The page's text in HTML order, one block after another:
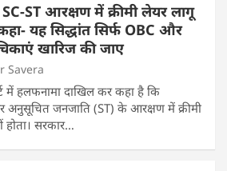
ST आरक्षण में क्रीमी लेयर लागू
यह सिद्धांत सिर्फ OBC और
खारिज की जाए
Savera
में हलफनामा दाखिल कर कहा है कि
अनुसूचित जनजाति (ST) के आरक्षण में क्रीमी
होता। सरकार…